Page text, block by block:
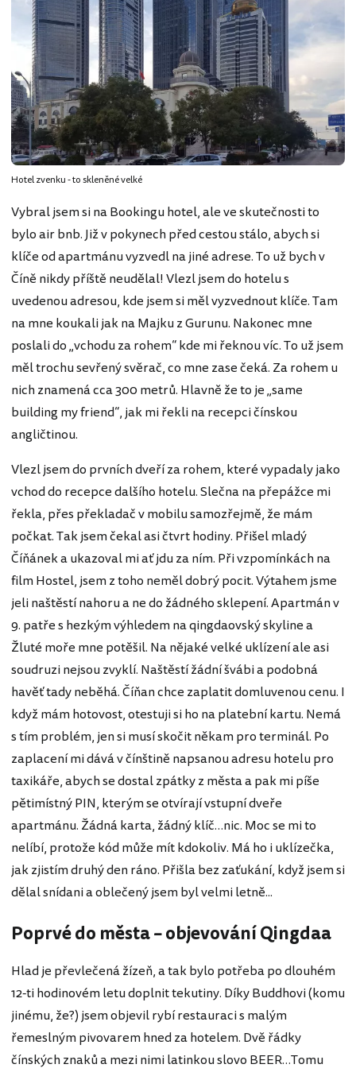
Hotel zvenku - to skleněné velké
Vybral jsem si na Bookingu hotel, ale ve skutečnosti to
bylo air bnb. Již v pokynech před cestou stálo, abych si
klíče od apartmánu vyzvedl na jiné adrese. To už bych v
Číně nikdy příště neudělal! Vlezl jsem do hotelu s
uvedenou adresou, kde jsem si měl vyzvednout klíče. Tam
na mne koukali jak na Majku z Gurunu. Nakonec mne
poslali do „vchodu za rohem“ kde mi řeknou víc. To už jsem
měl trochu sevřený svěrač, co mne zase čeká. Za rohem u
nich znamená cca 300 metrů. Hlavně že to je „same
building my friend“, jak mi řekli na recepci čínskou
angličtinou.
Vlezl jsem do prvních dveří za rohem, které vypadaly jako
vchod do recepce dalšího hotelu. Slečna na přepážce mi
řekla, přes překladač v mobilu samozřejmě, že mám
počkat. Tak jsem čekal asi čtvrt hodiny. Přišel mladý
Číňánek a ukazoval mi ať jdu za ním. Při vzpomínkách na
film Hostel, jsem z toho neměl dobrý pocit. Výtahem jsme
jeli naštěstí nahoru a ne do žádného sklepení. Apartmán v
9. patře s hezkým výhledem na qingdaovský skyline a
Žluté moře mne potěšil. Na nějaké velké uklízení ale asi
soudruzi nejsou zvyklí. Naštěstí žádní švábi a podobná
havěť tady neběhá. Číňan chce zaplatit domluvenou cenu. I
když mám hotovost, otestuji si ho na platební kartu. Nemá
s tím problém, jen si musí skočit někam pro terminál. Po
zaplacení mi dává v čínštině napsanou adresu hotelu pro
taxikáře, abych se dostal zpátky z města a pak mi píše
pětimístný PIN, kterým se otvírají vstupní dveře
apartmánu. Žádná karta, žádný klíč…nic. Moc se mi to
nelíbí, protože kód může mít kdokoliv. Má ho i uklízečka,
jak zjistím druhý den ráno. Přišla bez zaťukání, když jsem si
dělal snídani a oblečený jsem byl velmi letně...
Poprvé do města – objevování Qingdaa
Hlad je převlečená žízeň, a tak bylo potřeba po dlouhém
12-ti hodinovém letu doplnit tekutiny. Díky Buddhovi (komu
jinému, že?) jsem objevil rybí restauraci s malým
řemeslným pivovarem hned za hotelem. Dvě řádky
čínských znaků a mezi nimi latinkou slovo BEER…Tomu